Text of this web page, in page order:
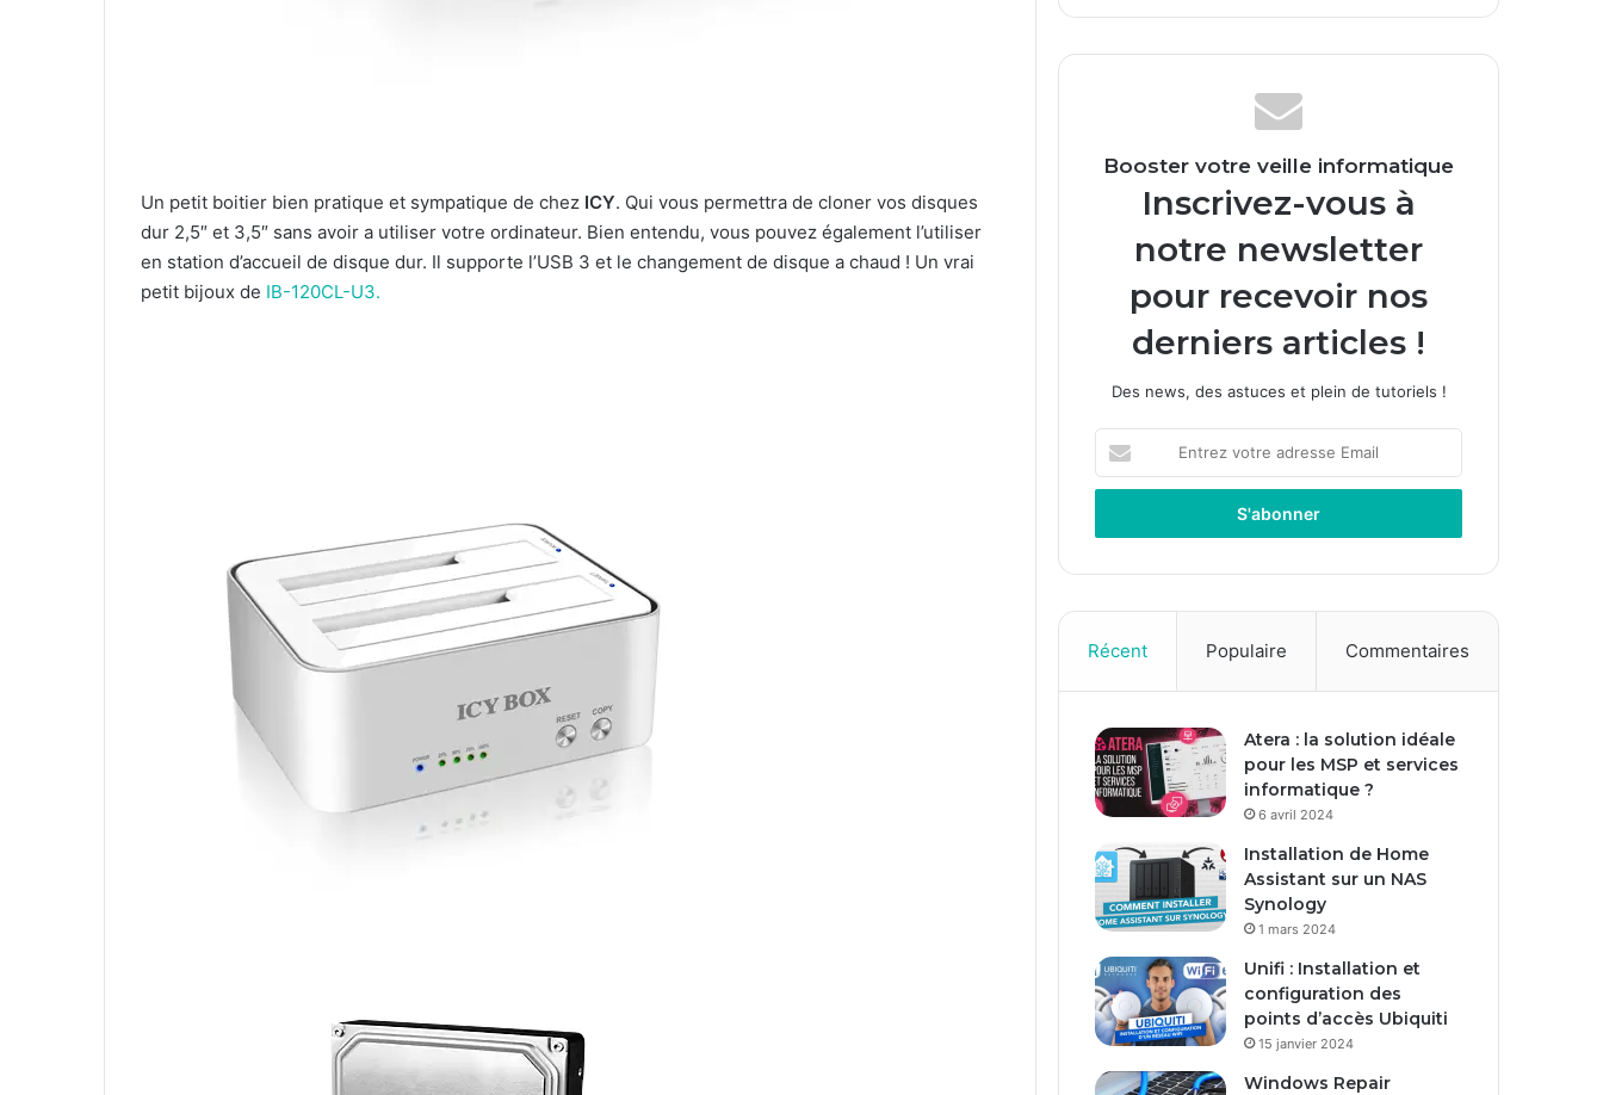
Un petit boitier bien pratique et sympatique de chez ICY. Qui vous permettra de cloner vos disques
dur 2,5″ et 3,5″ sans avoir a utiliser votre ordinateur. Bien entendu, vous pouvez également l’utiliser
en station d’accueil de disque dur. Il supporte l’USB 3 et le changement de disque a chaud ! Un vrai
petit bijoux de IB-120CL-U3.
Booster votre veille informatique
Inscrivez-vous à
notre newsletter
pour recevoir nos
derniers articles !
Des news, des astuces et plein de tutoriels !
t
e
o
t
e
d
r
e
s
e
m
i
l
Récent Populaire Commentaires
Atera : la solution idéale
pour les MSP et services
informatique ?
6 avril 2024
Installation de Home
Assistant sur un NAS
Synology
1 mars 2024
Unifi : Installation et
configuration des
points d’accès Ubiquiti
15 janvier 2024
Windows Repair